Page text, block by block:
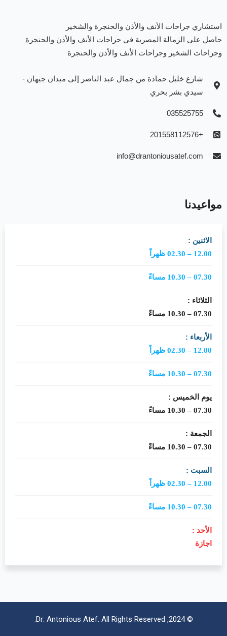
استشاري جراحات الأنف والأذن والحنجرة والشخير
حاصل على الزمالة المصرية في جراحات الأنف والأذن والحنجرة
وجراحات الشخير وجراحات الأنف والأذن والحنجرة
شارع خليل حمادة من جمال عبد الناصر إلى ميدان جيهان -
سيدي بشر بحري
035525755
+201558112576
info@drantoniousatef.com
مواعيدنا
الاثنين :
12.00 – 02.30 ظهراً
07.30 – 10.30 مساءً
الثلاثاء :
07.30 – 10.30 مساءً
الأربعاء :
12.00 – 02.30 ظهراً
07.30 – 10.30 مساءً
يوم الخميس :
07.30 – 10.30 مساءً
الجمعة :
07.30 – 10.30 مساءً
السبت :
12.00 – 02.30 ظهراً
07.30 – 10.30 مساءً
الأحد :
اجازة
© 2024, Dr: Antonious Atef. All Rights Reserved.